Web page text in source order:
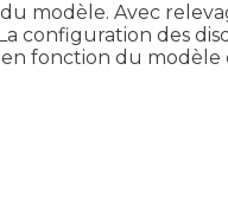
modèle. Avec
configuration des
fonction du